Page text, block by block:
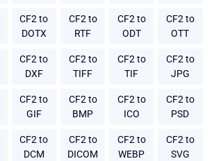
CF2 to
DOTX
CF2 to
RTF
CF2 to
ODT
CF2 to
OTT
CF2 to
DXF
CF2 to
TIFF
CF2 to
TIF
CF2 to
JPG
CF2 to
GIF
CF2 to
BMP
CF2 to
ICO
CF2 to
PSD
CF2 to
DCM
CF2 to
DICOM
CF2 to
WEBP
CF2 to
SVG